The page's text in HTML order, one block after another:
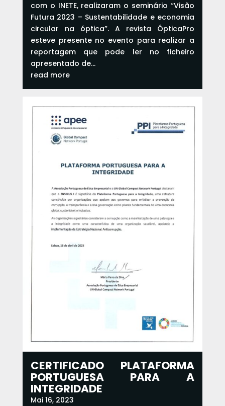
com o INETE, realizaram o seminário “Visão
Futura 2023 – Sustentabilidade e economia
circular na óptica”. A revista ÓpticaPro
esteve presente no evento para realizar a
reportagem que pode ler no ficheiro
apresentado de...
read more
CERTIFICADO PLATAFORMA
PORTUGUESA PARA A
INTEGRIDADE
Mai 16, 2023